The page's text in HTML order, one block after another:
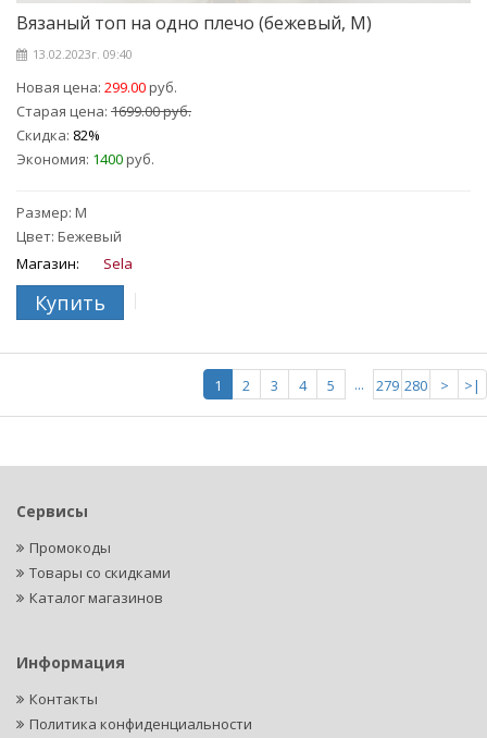
Вязаный топ на одно плечо (бежевый, M)
13.02.2023г. 09:40
Новая цена: 299.00руб.
Старая цена: 1699.00 руб.
Скидка: 82%
Экономия: 1400руб.
Размер: M
Цвет: Бежевый
Магазин:
Sela
Купить
1 2 3 4 5 ... 279 280 > >|
Сервисы
Промокоды
Товары со скидками
Каталог магазинов
Информация
Контакты
Политика конфиденциальности